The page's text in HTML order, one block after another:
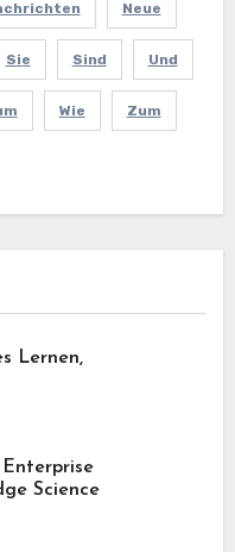
Neue
Sie Sind Und
Wie Zum
Lernen,
Science